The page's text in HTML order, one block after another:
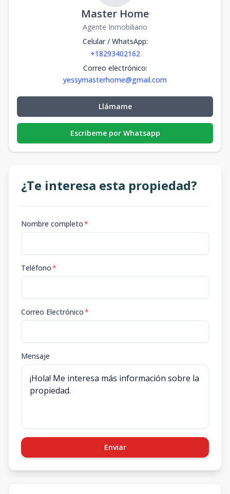
Master Home
Agente Inmobiliario
Celular / WhatsApp:
+18293402162
Correo electrónico:
yessymasterhome@gmail.com
Llámame
Escribeme por Whatsapp
¿Te interesa esta propiedad?
Nombre completo*
Teléfono*
Correo Electrónico*
Mensaje
Enviar